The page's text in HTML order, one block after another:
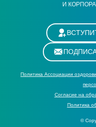
И
Политика Ассоциации
Cогласие на
Политика
©